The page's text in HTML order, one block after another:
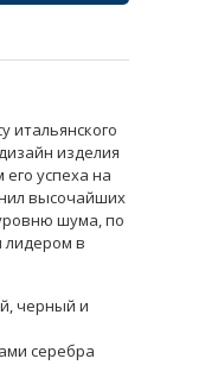
итальянского
изделия
успеха на
высочайших
шума, по
лидером в
черный и
серебра